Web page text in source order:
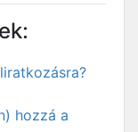
hozzá a